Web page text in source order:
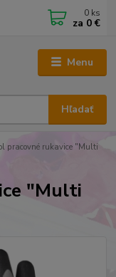
Menu
Hľadať
0 ks
za 0 €
pracovné rukavice "Multi
"Multi